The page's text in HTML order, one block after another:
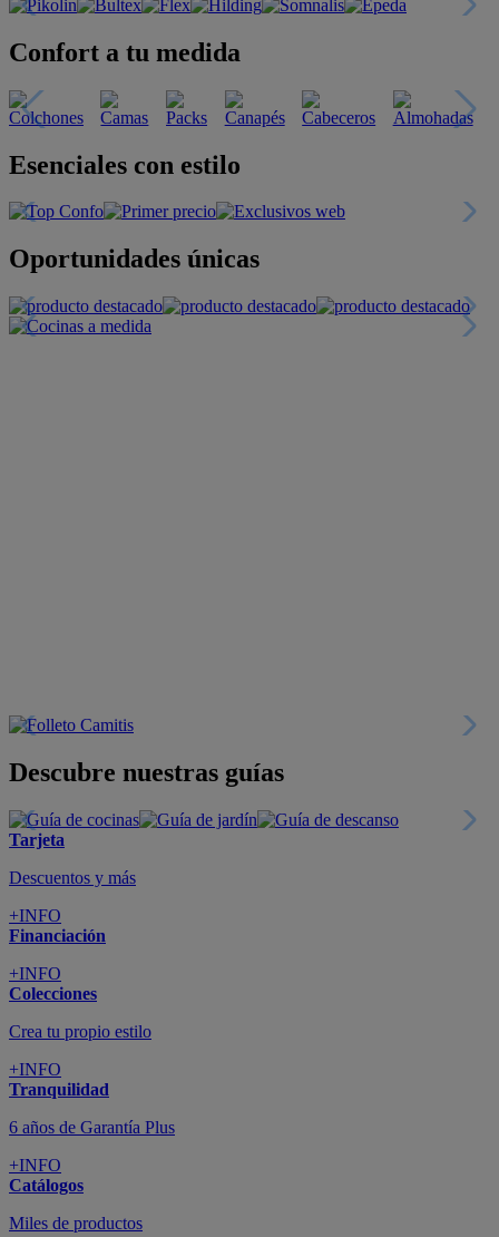
Confort a tu medida
Esenciales con estilo
Oportunidades únicas
Descubre nuestras guías
Tarjeta
Descuentos y más
+INFO
Financiación
+INFO
Colecciones
Crea tu propio estilo
+INFO
Tranquilidad
6 años de Garantía Plus
+INFO
Catálogos
Miles de productos